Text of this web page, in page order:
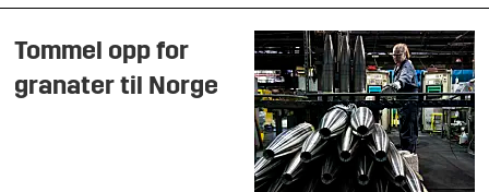
Tommel opp for
granater til Norge